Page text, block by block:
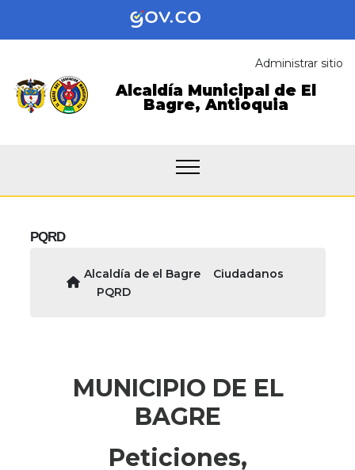
Administrar sitio
Alcaldía Municipal de El
Bagre,Antioquia
PQRD
Alcaldía de el Bagre
Ciudadanos
PQRD